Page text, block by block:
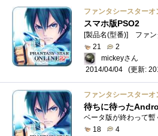
ファンタシースター
スマホ版PSO2
21
2
mickeyさん
2014/04/04
(更新:
ファンタシースター
待ちに待った
18
4